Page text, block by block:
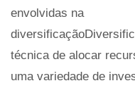
envolvidas na
técnica de alocar
uma variedade de